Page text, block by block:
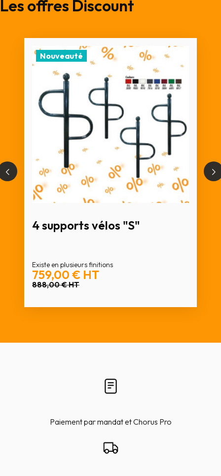
Les offres Discount
4 supports vélos "S"
Existe en plusieurs finitions
759,00 € HT
888,00 €HT
Nouveauté
Paiement par mandat et Chorus Pro